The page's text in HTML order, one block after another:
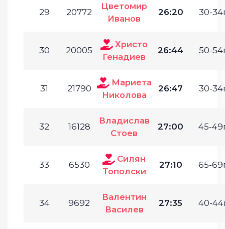
29 20772
Цветомир
Иванов
26:20 30-
30 20005
Христо
Генадиев
26:44 50-
31 21790
Мариета
Николова
26:47 30-
32 16128
Владислав
Стоев
27:00 45-
33 6530
Силян
Тополски
27:10 65-
34 9692
Валентин
Василев
27:35 40-